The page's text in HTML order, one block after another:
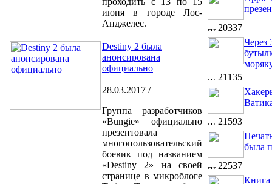
июня в городе Лос-
Анджелес.
Destiny 2 была
анонсирована
официально
28.03.2017 /
Группа разработчиков
«Bungie» официально
презентовала
многопользовательский
боевик под названием
«Destiny 2» на своей
странице в микроблоге
20337
Через
21135
21593
была
22537
Книга